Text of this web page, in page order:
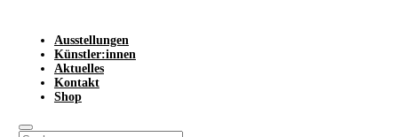
Ausstellungen
Künstler:innen
Aktuelles
Kontakt
Shop